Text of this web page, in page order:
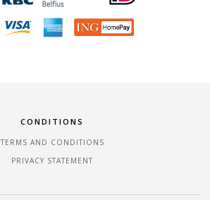
CONDITIONS
TERMS AND CONDITIONS
PRIVACY STATEMENT